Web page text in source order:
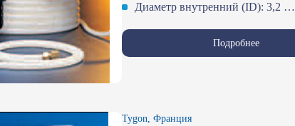
Диаметр внутренний (ID): 3,2
Подробнее
Tygon, Франция